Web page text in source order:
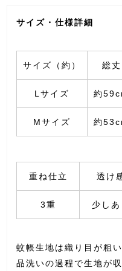
サイズ・仕様詳細
サイズ（約） 総丈
Lサイズ 約
Mサイズ 約
重ね仕立 透け
3重 少しあ
蚊帳生地は織り目が粗
品洗いの過程で生地が